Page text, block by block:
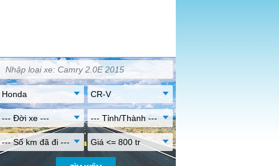
Honda CR-V
--- Đời xe --- --- Tỉnh/Thành ---
--- Số km đã đi --- Giá <= 800 tr